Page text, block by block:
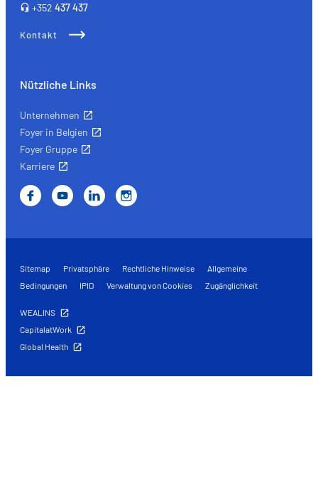
+352 437 437
Kontakt
Nützliche Links
Unternehmen
Foyer in Belgien
Foyer Gruppe
Karriere
Sitemap Privatsphäre Rechtliche Hinweise
Allgemeine
Bedingungen
IPID Verwaltung von Cookies Zugänglichkeit
WEALINS
CapitalatWork
Global Health